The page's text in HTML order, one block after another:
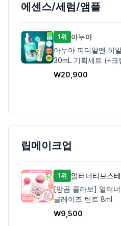
에센스/세럼/앰플
1위
아누아
아누아 피디알엔 히
30mL 기획세트 (+크
₩20,900
립메이크업
1위
얼터너티브스
[망곰 콜라보] 얼터
글레이즈 틴트 8ml
₩9,500